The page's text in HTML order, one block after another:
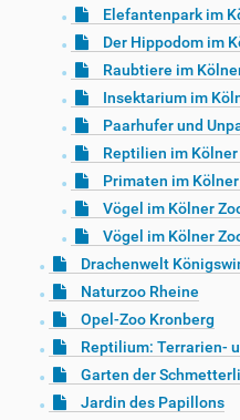
Elefantenpark im
Der Hippodom im
Raubtiere im
Insektarium im
Paarhufer und
Reptilien im Kölner
Primaten im
Vögel im Kölner
Vögel im Kölner
Drachenwelt
Naturzoo Rheine
Opel-Zoo Kronberg
Reptilium: Terrarien-
Garten der
Jardin des Papillons